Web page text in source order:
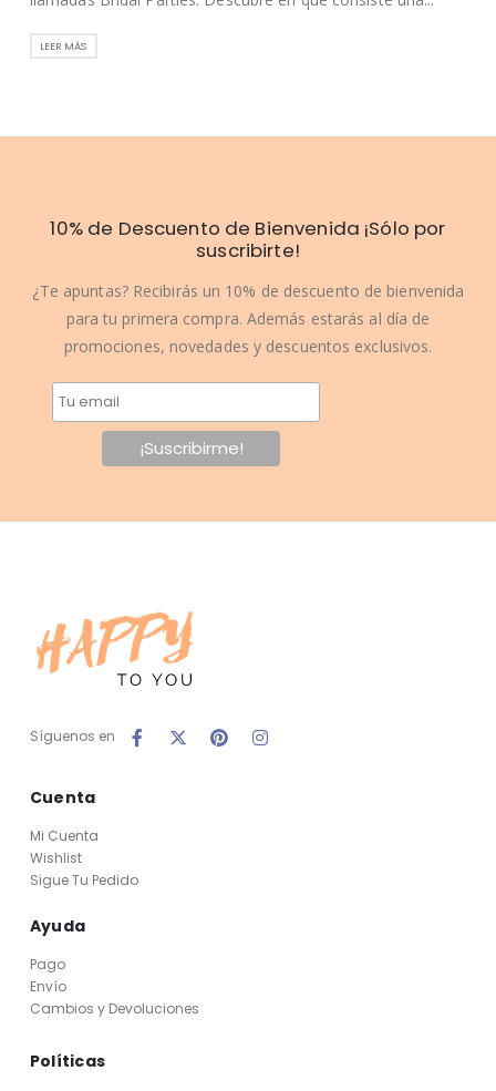
LEER MÁS
10% de Descuento de Bienvenida ¡Sólo por
suscribirte!
¿Te apuntas? Recibirás un 10% de descuento de bienvenida
para tu primera compra. Además estarás al día de
promociones, novedades y descuentos exclusivos.
Síguenos en
Cuenta
Mi Cuenta
Wishlist
Sigue Tu Pedido
Ayuda
Pago
Envío
Cambios y Devoluciones
Políticas